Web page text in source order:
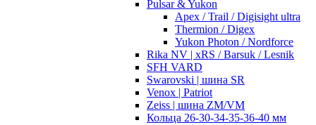
Pulsar & Yukon
Apex / Trail / Digisight ultra
Thermion / Digex
Yukon Photon / Nordforce
Rika NV | xRS / Barsuk / Lesnik
SFH VARD
Swarovski | шина SR
Venox | Patriot
Zeiss | шина ZM/VM
Кольца 26-30-34-35-36-40 мм